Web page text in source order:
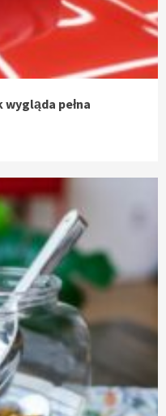
pełna